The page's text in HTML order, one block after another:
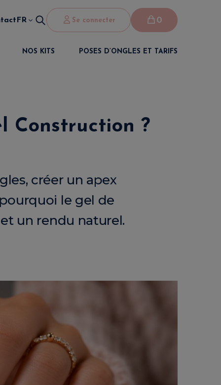
FR Se connecter 0
NOS KITS POSES D’ONGLES ET TARIFS
Construction ?
créer un apex
le gel de
un rendu naturel.